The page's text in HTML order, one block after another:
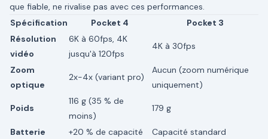
que fiable, ne rivalise pas avec ces performances.
Spécification
Pocket 4
Pocket 3
Résolution
vidéo
6K à 60fps, 4K
jusqu'à 120fps
4K à 30fps
Zoom
optique
2x-4x (variant pro)
Aucun (zoom numérique
uniquement)
Poids
116 g (35 % de
moins)
179 g
Batterie +20 % de capacité Capacité standard